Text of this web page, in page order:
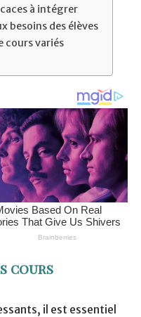
à intégrer
besoins des élèves
cours variés
cours
il est essentiel